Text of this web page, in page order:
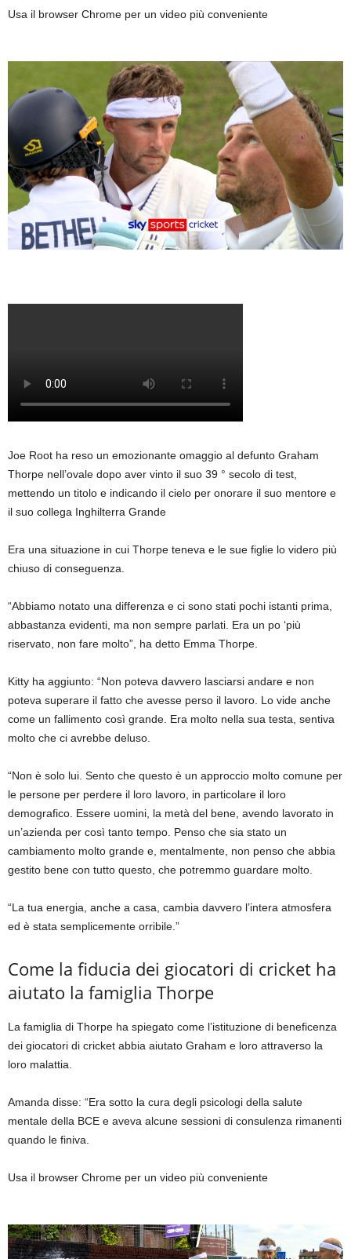
Usa il browser Chrome per un video più conveniente
Joe Root ha reso un emozionante omaggio al defunto Graham
Thorpe nell’ovale dopo aver vinto il suo 39 ° secolo di test,
mettendo un titolo e indicando il cielo per onorare il suo mentore e
il suo collega Inghilterra Grande
Era una situazione in cui Thorpe teneva e le sue figlie lo videro più
chiuso di conseguenza.
“Abbiamo notato una differenza e ci sono stati pochi istanti prima,
abbastanza evidenti, ma non sempre parlati. Era un po ‘più
riservato, non fare molto”, ha detto Emma Thorpe.
Kitty ha aggiunto: “Non poteva davvero lasciarsi andare e non
poteva superare il fatto che avesse perso il lavoro. Lo vide anche
come un fallimento così grande. Era molto nella sua testa, sentiva
molto che ci avrebbe deluso.
“Non è solo lui. Sento che questo è un approccio molto comune per
le persone per perdere il loro lavoro, in particolare il loro
demografico. Essere uomini, la metà del bene, avendo lavorato in
un’azienda per così tanto tempo. Penso che sia stato un
cambiamento molto grande e, mentalmente, non penso che abbia
gestito bene con tutto questo, che potremmo guardare molto.
“La tua energia, anche a casa, cambia davvero l’intera atmosfera
ed è stata semplicemente orribile.”
Come la fiducia dei giocatori di cricket ha
aiutato la famiglia Thorpe
La famiglia di Thorpe ha spiegato come l’istituzione di beneficenza
dei giocatori di cricket abbia aiutato Graham e loro attraverso la
loro malattia.
Amanda disse: “Era sotto la cura degli psicologi della salute
mentale della BCE e aveva alcune sessioni di consulenza rimanenti
quando le finiva.
Usa il browser Chrome per un video più conveniente